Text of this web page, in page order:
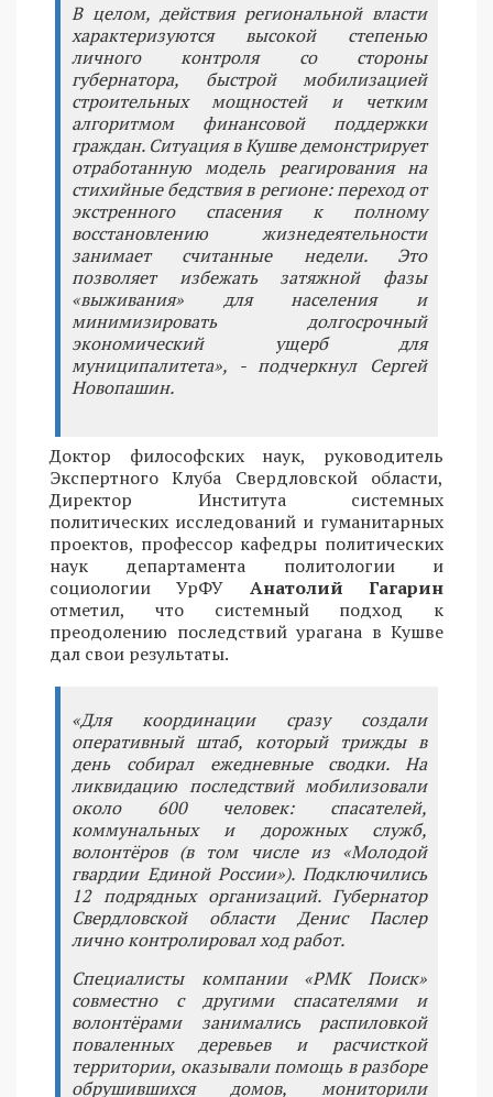
В целом, действия региональной власти
характеризуются высокой степенью
личного контроля со стороны
губернатора, быстрой мобилизацией
строительных мощностей и четким
алгоритмом финансовой поддержки
граждан. Ситуация в Кушве демонстрирует
отработанную модель реагирования на
стихийные бедствия в регионе: переход от
экстренного спасения к полному
восстановлению жизнедеятельности
занимает считанные недели. Это
позволяет избежать затяжной фазы
«выживания» для населения и
минимизировать долгосрочный
экономический ущерб для
муниципалитета», - подчеркнул Сергей
Новопашин.
Доктор философских наук, руководитель
Экспертного Клуба Свердловской области,
Директор Института системных
политических исследований и гуманитарных
проектов, профессор кафедры политических
наук департамента политологии и
социологии УрФУ Анатолий Гагарин
отметил, что системный подход к
преодолению последствий урагана в Кушве
дал свои результаты.
«Для координации сразу создали
оперативный штаб, который трижды в
день собирал ежедневные сводки. На
ликвидацию последствий мобилизовали
около 600 человек: спасателей,
коммунальных и дорожных служб,
волонтёров (в том числе из «Молодой
гвардии Единой России»). Подключились
12 подрядных организаций. Губернатор
Свердловской области Денис Паслер
лично контролировал ход работ.
Специалисты компании «РМК Поиск»
совместно с другими спасателями и
волонтёрами занимались распиловкой
поваленных деревьев и расчисткой
территории, оказывали помощь в разборе
обрушившихся домов, мониторили